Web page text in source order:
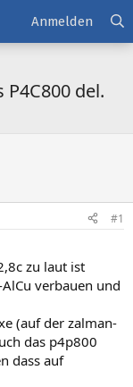
Anmelden
P4C800 del.
#1
zu laut ist
verbauen und
(auf der zalman-
das p4p800
dass auf